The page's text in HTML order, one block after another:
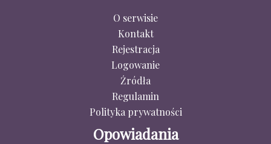
O serwisie
Kontakt
Rejestracja
Logowanie
Źródła
Regulamin
Polityka prywatności
Opowiadania